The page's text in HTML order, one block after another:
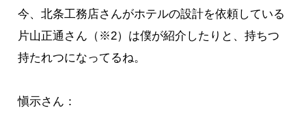
今、北条工務店さんがホテルの設計を依頼している
片山正通さん（※2）は僕が紹介したりと、持ちつ
持たれつになってるね。
愼示さん：